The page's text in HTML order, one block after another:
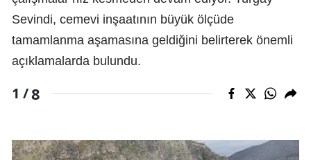
Sevindi, cemevi inşaatının büyük ölçüde
tamamlanma aşamasına geldiğini belirterek önemli
açıklamalarda bulundu.
1 /8